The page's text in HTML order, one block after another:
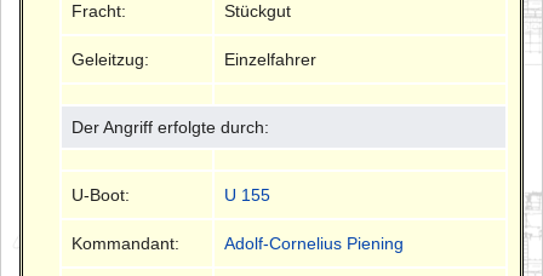
Fracht: Stückgut
Geleitzug: Einzelfahrer
Der Angriff erfolgte durch:
U-Boot: U 155
Kommandant: Adolf-Cornelius Piening